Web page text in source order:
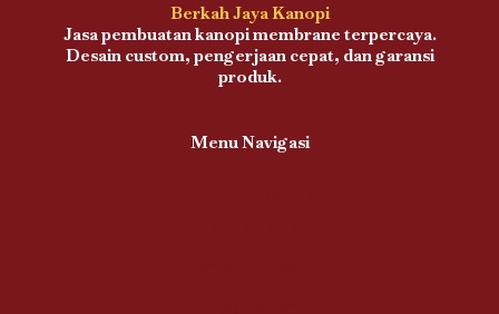
Berkah Jaya Kanopi
Jasa pembuatan kanopi membrane terpercaya.
Desain custom, pengerjaan cepat, dan garansi
produk.
Menu Navigasi